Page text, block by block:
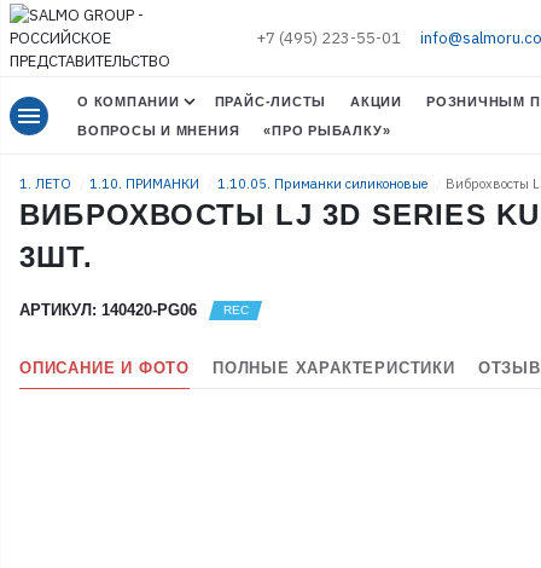
+7 (495) 223-55-01
menu О КОМПАНИИ ПРАЙС-ЛИСТЫ АКЦИИ
РОЗНИЧНЫМ
ВОПРОСЫ И МНЕНИЯ
«ПРО РЫБАЛКУ»
1. ЛЕТО 1.10. ПРИМАНКИ 1.10.05. Приманки силиконовые Виброхвосты
ВИБРОХВОСТЫ LJ 3D SERIES
3ШТ.
АРТИКУЛ: 140420-PG06
ОПИСАНИЕ И ФОТО ПОЛНЫЕ ХАРАКТЕРИСТИКИ